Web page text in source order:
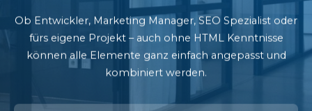
Ob Entwickler, Marketing Manager, SEO Spezialist oder
fürs eigene Projekt – auch ohne HTML Kenntnisse
können alle Elemente ganz einfach angepasst und
kombiniert werden.